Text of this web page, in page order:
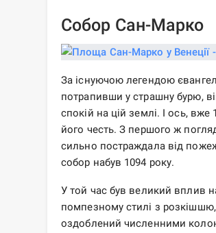
Собор Сан-Марко
За існуючою легендою
потрапивши у страшну бурю,
спокій на цій землі. І ось,
його честь. З першого ж
сильно постраждала від
собор набув 1094 року.
У той час був великий вплив
помпезному стилі з
оздоблений численними